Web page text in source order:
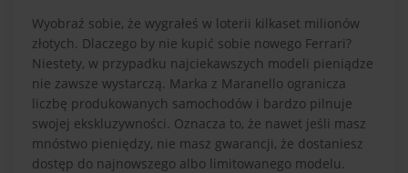
Wyobraź sobie, że wygrałeś w loterii kilkaset milionów
złotych. Dlaczego by nie kupić sobie nowego Ferrari?
Niestety, w przypadku najciekawszych modeli pieniądze
nie zawsze wystarczą. Marka z Maranello ogranicza
liczbę produkowanych samochodów i bardzo pilnuje
swojej ekskluzywności. Oznacza to, że nawet jeśli masz
mnóstwo pieniędzy, nie masz gwarancji, że dostaniesz
dostęp do najnowszego albo limitowanego modelu.